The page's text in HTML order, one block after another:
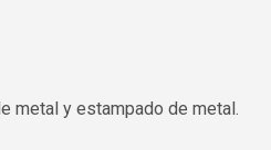
metal y estampado de metal.